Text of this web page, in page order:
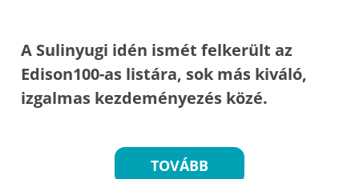
A Sulinyugi idén ismét felkerült az
Edison100-as listára, sok más kiváló,
izgalmas kezdeményezés közé.
TOVÁBB